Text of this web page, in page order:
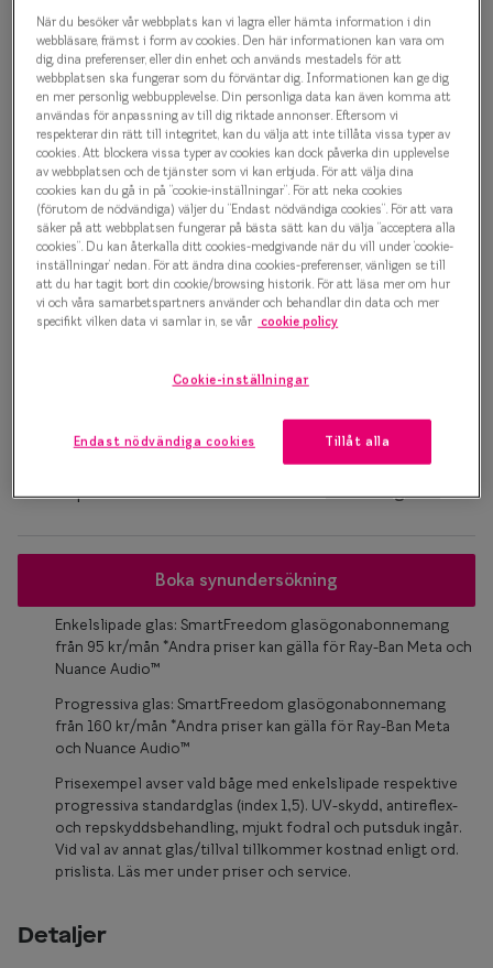
Taberg
Trender
Contemporary Crush 0IY1128
C01 Glasögonbåge
1 000 kr
Välj färg:
Blå
120-126 mm
Osäker på vilken storlek du har? Se vår Storleksguide
Boka synundersökning
Enkelslipade glas: SmartFreedom glasögonabonnemang
från 95 kr/mån *Andra priser kan gälla för Ray-Ban Meta och
Nuance Audio™
Progressiva glas: SmartFreedom glasögonabonnemang
från 160 kr/mån *Andra priser kan gälla för Ray-Ban Meta
och Nuance Audio™
Prisexempel avser vald båge med enkelslipade respektive
progressiva standardglas (index 1,5). UV-skydd, antireflex-
och repskyddsbehandling, mjukt fodral och putsduk ingår.
Vid val av annat glas/tillval tillkommer kostnad enligt ord.
prislista. Läs mer under priser och service.
Detaljer
När du besöker vår webbplats kan vi lagra eller hämta information i din
webbläsare, främst i form av cookies. Den här informationen kan vara om
dig, dina preferenser, eller din enhet och används mestadels för att
webbplatsen ska fungerar som du förväntar dig. Informationen kan ge dig
en mer personlig webbupplevelse. Din personliga data kan även komma att
användas för anpassning av till dig riktade annonser. Eftersom vi
respekterar din rätt till integritet, kan du välja att inte tillåta vissa typer av
cookies. Att blockera vissa typer av cookies kan dock påverka din upplevelse
av webbplatsen och de tjänster som vi kan erbjuda. För att välja dina
cookies kan du gå in på ”cookie-inställningar”. För att neka cookies
(förutom de nödvändiga) väljer du ”Endast nödvändiga cookies”. För att vara
säker på att webbplatsen fungerar på bästa sätt kan du välja ”acceptera alla
cookies”. Du kan återkalla ditt cookies-medgivande när du vill under ’cookie-
inställningar’ nedan. För att ändra dina cookies-preferenser, vänligen se till
att du har tagit bort din cookie/browsing historik. För att läsa mer om hur
vi och våra samarbetspartners använder och behandlar din data och mer
specifikt vilken data vi samlar in, se vår cookie policy
Cookie-inställningar
Endast nödvändiga cookies Tillåt alla